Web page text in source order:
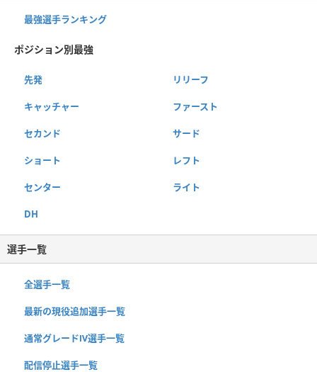
最強選手ランキング
ポジション別最強
先発 リリーフ
キャッチャー ファースト
セカンド サード
ショート レフト
センター ライト
DH
選手一覧
全選手一覧
最新の現役追加選手一覧
通常グレードⅣ選手一覧
配信停止選手一覧